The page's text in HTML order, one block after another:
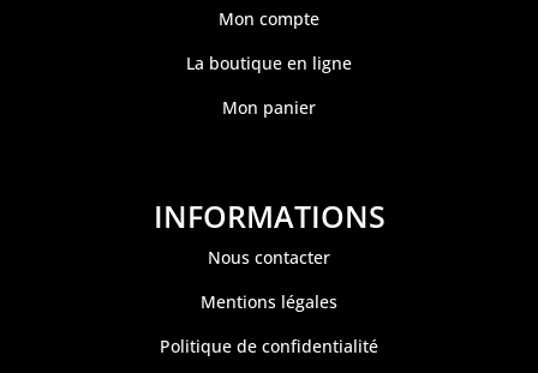
Mon compte
La boutique en ligne
Mon panier
INFORMATIONS
Nous contacter
Mentions légales
Politique de confidentialité